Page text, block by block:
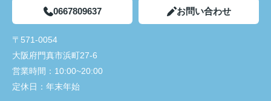
0667809637 お問い合わせ
〒571-0054
大阪府門真市浜町27-6
営業時間： 10:00~20:00
定休日： 年末年始